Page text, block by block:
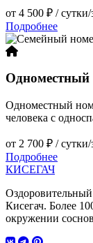
от 4 500 ₽ /
Подробнее
Одноместный
Одноместный
человека с
от 2 700 ₽ /
Подробнее
КИСЕГАЧ
Кисегач. Более
окружении